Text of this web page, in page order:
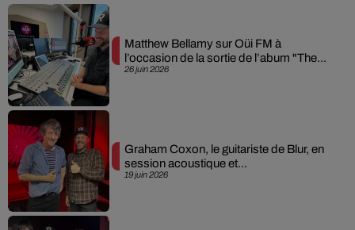
26 juin 2026
Matthew Bellamy sur Oüi FM à
l’occasion de la sortie de l’abum "The...
19 juin 2026
Graham Coxon, le guitariste de Blur, en
session acoustique et...